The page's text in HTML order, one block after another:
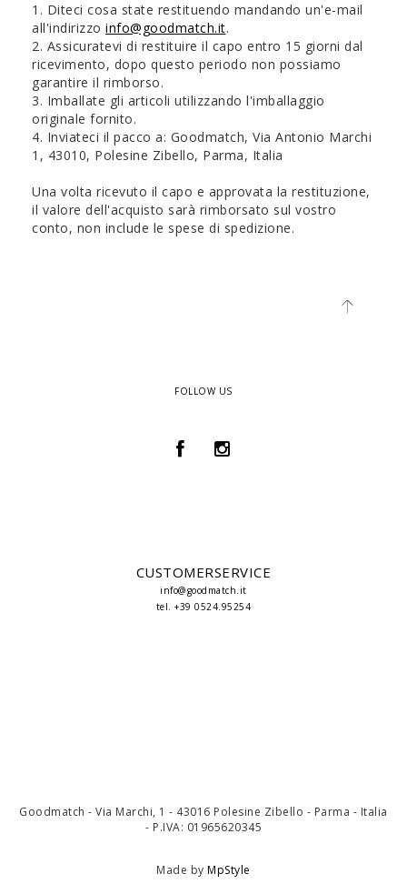
1. Diteci cosa state restituendo mandando un'e-mail
all'indirizzo info@goodmatch.it.
2. Assicuratevi di restituire il capo entro 15 giorni dal
ricevimento, dopo questo periodo non possiamo
garantire il rimborso.
3. Imballate gli articoli utilizzando l'imballaggio
originale fornito.
4. Inviateci il pacco a: Goodmatch, Via Antonio Marchi
1, 43010, Polesine Zibello, Parma, Italia
Una volta ricevuto il capo e approvata la restituzione,
il valore dell'acquisto sarà rimborsato sul vostro
conto, non include le spese di spedizione.
FOLLOW US
CUSTOMERSERVICE
info@goodmatch.it
tel. +39 0524.95254
Goodmatch - Via Marchi, 1 - 43016 Polesine Zibello - Parma - Italia
- P.IVA: 01965620345
Made byMpStyle